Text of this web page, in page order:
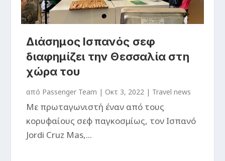
Διάσημος Ισπανός σεφ
διαφημίζει την Θεσσαλία στη
χώρα του
από Passenger Team |Οκτ 3, 2022 | Travel news
Με πρωταγωνιστή έναν από τους
κορυφαίους σεφ παγκοσμίως, τον Ισπανό
Jordi Cruz Mas,...